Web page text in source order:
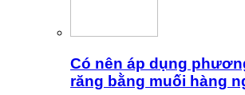
Có nên áp dụng
răng bằng muối hàng